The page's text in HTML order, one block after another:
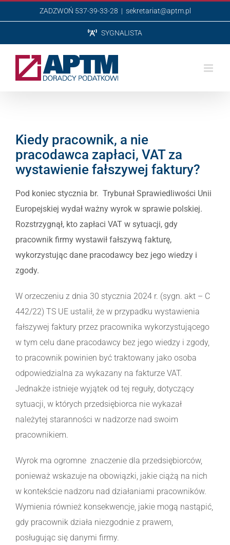
do
ZADZWOŃ 537-39-33-28 | sekretariat@aptm.pl
SYGNALISTA
Kiedy pracownik, a nie
pracodawca zapłaci, VAT za
wystawienie fałszywej faktury?
Pod koniec stycznia br. Trybunał Sprawiedliwości Unii
Europejskiej wydał ważny wyrok w sprawie polskiej.
Rozstrzygnął, kto zapłaci VAT w sytuacji, gdy
pracownik firmy wystawił fałszywą fakturę,
wykorzystując dane pracodawcy bez jego wiedzy i
zgody.
W orzeczeniu z dnia 30 stycznia 2024 r. (sygn. akt – C
442/22) TS UE ustalił, że w przypadku wystawienia
fałszywej faktury przez pracownika wykorzystującego
w tym celu dane pracodawcy bez jego wiedzy i zgody,
to pracownik powinien być traktowany jako osoba
odpowiedzialna za wykazany na fakturze VAT.
Jednakże istnieje wyjątek od tej reguły, dotyczący
sytuacji, w których przedsiębiorca nie wykazał
należytej staranności w nadzorze nad swoim
pracownikiem.
Wyrok ma ogromne znaczenie dla przedsiębiorców,
ponieważ wskazuje na obowiązki, jakie ciążą na nich
w kontekście nadzoru nad działaniami pracowników.
Wymienia również konsekwencje, jakie mogą nastąpić,
gdy pracownik działa niezgodnie z prawem,
posługując się danymi firmy.